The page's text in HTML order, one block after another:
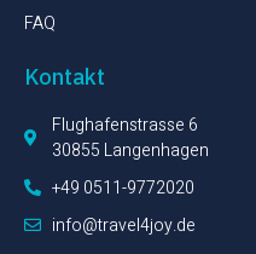
FAQ
Kontakt
Flughafenstrasse 6
30855 Langenhagen
+49 0511-9772020
info@travel4joy.de